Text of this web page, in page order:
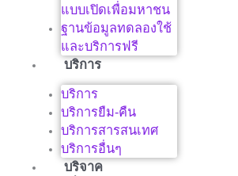
แบบเปิดเพื่อมหาชน
ฐานข้อมูลทดลองใช้
และบริการฟรี
บริการ
บริการ
บริการยืม-คืน
บริการสารสนเทศ
บริการอื่นๆ
บริจาค